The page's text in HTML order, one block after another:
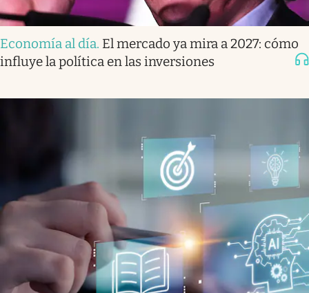
Economía al día. El mercado ya mira a 2027: cómo
influye la política en las inversiones